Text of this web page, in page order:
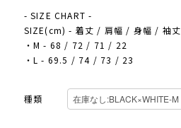
- SIZE CHART -
SIZE(cm) - 着丈 / 肩幅 / 身幅 / 袖丈
・M - 68 / 72 / 71 / 22
・L - 69.5 / 74 / 73 / 23
種類